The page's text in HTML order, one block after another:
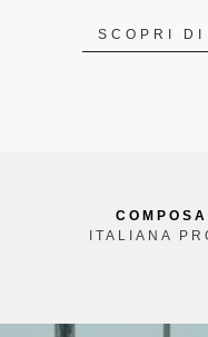
SCOPRI DI
ITALIANA